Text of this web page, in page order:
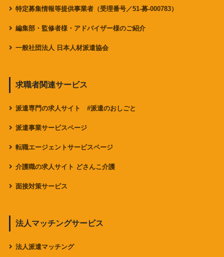
特定募集情報等提供事業者（受理番号／51-募-000783）
編集部・監修者様・アドバイザー様のご紹介
一般社団法人 日本人材派遣協会
求職者関連サービス
派遣専門の求人サイト #派遣のおしごと
派遣事業サービスページ
転職エージェントサービスページ
介護職の求人サイト どさんこ介護
面接対策サービス
法人マッチングサービス
法人派遣マッチング